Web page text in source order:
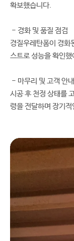
확보했습니다.
- 경화 및 품질 점검
경질우레탄폼이 경화
스트로 성능을 확인
- 마무리 및 고객 안내
시공 후 천정 상태를
령을 전달하며 장기